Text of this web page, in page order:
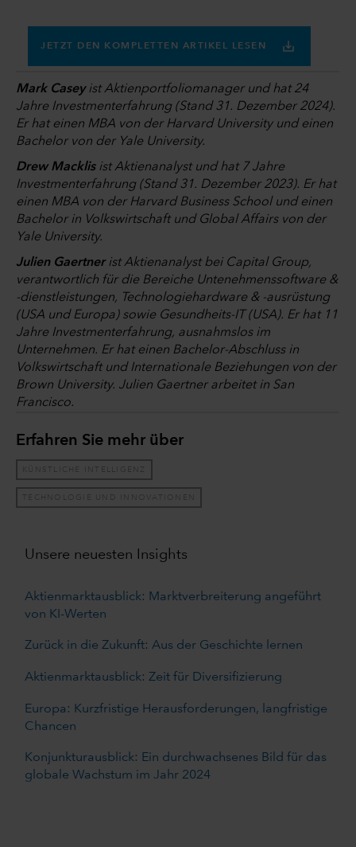
JETZT DEN KOMPLETTEN ARTIKEL LESEN
Mark Caseyist Aktienportfoliomanager und hat 24
Jahre Investmenterfahrung (Stand 31. Dezember 2024).
Er hat einen MBA von der Harvard University und einen
Bachelor von der Yale University.
Drew Macklisist Aktienanalyst und hat 7 Jahre
Investmenterfahrung (Stand 31. Dezember 2023). Er hat
einen MBA von der Harvard Business School und einen
Bachelor in Volkswirtschaft und Global Affairs von der
Yale University.
Julien Gaertnerist Aktienanalyst bei Capital Group,
verantwortlich für die Bereiche Untenehmenssoftware &
-dienstleistungen, Technologiehardware & -ausrüstung
(USA und Europa) sowie Gesundheits-IT (USA). Er hat 11
Jahre Investmenterfahrung, ausnahmslos im
Unternehmen. Er hat einen Bachelor-Abschluss in
Volkswirtschaft und Internationale Beziehungen von der
Brown University. Julien Gaertner arbeitet in San
Francisco.
Erfahren Sie mehr über
KÜNSTLICHE INTELLIGENZ
TECHNOLOGIE UND INNOVATIONEN
Unsere neuesten Insights
Aktienmarktausblick: Marktverbreiterung angeführt
von KI-Werten
Zurück in die Zukunft: Aus der Geschichte lernen
Aktienmarktausblick: Zeit für Diversifizierung
Europa: Kurzfristige Herausforderungen, langfristige
Chancen
Konjunkturausblick: Ein durchwachsenes Bild für das
globale Wachstum im Jahr 2024